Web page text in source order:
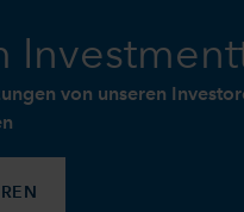
von unseren